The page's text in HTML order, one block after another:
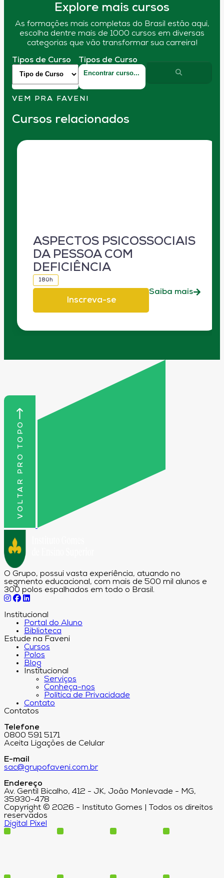
Explore mais cursos
As formações mais completas do Brasil estão aqui,
escolha dentre mais de 1000 cursos em diversas
categorias que vão transformar sua carreira!
Tipos de Curso Tipos de Curso
VEM PRA FAVENI
Cursos relacionados
ASPECTOS PSICOSSOCIAIS
DA PESSOA COM
DEFICIÊNCIA
180h
Inscreva-se
Saiba mais
VOLTAR PRO TOPO
O Grupo, possui vasta experiência, atuando no
segmento educacional, com mais de 500 mil alunos e
300 polos espalhados em todo o Brasil.
Institucional
Portal do Aluno
Biblioteca
Estude na Faveni
Cursos
Polos
Blog
Institucional
Serviços
Conheça-nos
Política de Privacidade
Contato
Contatos
Telefone
0800 591 5171
Aceita Ligações de Celular
E-mail
sac@grupofaveni.com.br
Endereço
Av. Gentil Bicalho, 412 - JK, João Monlevade - MG,
35930-478
Copyright © 2026 - Instituto Gomes | Todos os direitos
reservados
Digital Pixel